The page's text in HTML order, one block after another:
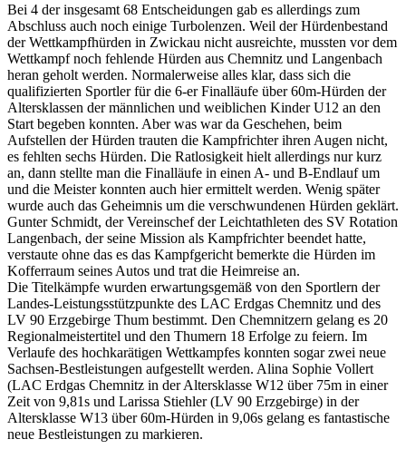
Bei 4 der insgesamt 68 Entscheidungen gab es allerdings zum
Abschluss auch noch einige Turbolenzen. Weil der Hürdenbestand
der Wettkampfhürden in Zwickau nicht ausreichte, mussten vor dem
Wettkampf noch fehlende Hürden aus Chemnitz und Langenbach
heran geholt werden. Normalerweise alles klar, dass sich die
qualifizierten Sportler für die 6-er Finalläufe über 60m-Hürden der
Altersklassen der männlichen und weiblichen Kinder U12 an den
Start begeben konnten. Aber was war da Geschehen, beim
Aufstellen der Hürden trauten die Kampfrichter ihren Augen nicht,
es fehlten sechs Hürden. Die Ratlosigkeit hielt allerdings nur kurz
an, dann stellte man die Finalläufe in einen A- und B-Endlauf um
und die Meister konnten auch hier ermittelt werden. Wenig später
wurde auch das Geheimnis um die verschwundenen Hürden geklärt.
Gunter Schmidt, der Vereinschef der Leichtathleten des SV Rotation
Langenbach, der seine Mission als Kampfrichter beendet hatte,
verstaute ohne das es das Kampfgericht bemerkte die Hürden im
Kofferraum seines Autos und trat die Heimreise an.
Die Titelkämpfe wurden erwartungsgemäß von den Sportlern der
Landes-Leistungsstützpunkte des LAC Erdgas Chemnitz und des
LV 90 Erzgebirge Thum bestimmt. Den Chemnitzern gelang es 20
Regionalmeistertitel und den Thumern 18 Erfolge zu feiern. Im
Verlaufe des hochkarätigen Wettkampfes konnten sogar zwei neue
Sachsen-Bestleistungen aufgestellt werden. Alina Sophie Vollert
(LAC Erdgas Chemnitz in der Altersklasse W12 über 75m in einer
Zeit von 9,81s und Larissa Stiehler (LV 90 Erzgebirge) in der
Altersklasse W13 über 60m-Hürden in 9,06s gelang es fantastische
neue Bestleistungen zu markieren.